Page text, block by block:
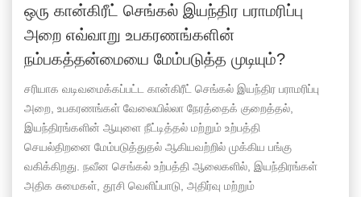
ஒரு கான்கிரீட் செங்கல் இயந்திர பராமரிப்பு
அறை எவ்வாறு உபகரணங்களின்
நம்பகத்தன்மையை மேம்படுத்த முடியும்?
சரியாக வடிவமைக்கப்பட்ட கான்கிரீட் செங்கல் இயந்திர பராமரிப்பு
அறை, உபகரணங்கள் வேலையில்லா நேரத்தைக் குறைத்தல்,
இயந்திரங்களின் ஆயுளை நீட்டித்தல் மற்றும் உற்பத்தி
செயல்திறனை மேம்படுத்துதல் ஆகியவற்றில் முக்கிய பங்கு
வகிக்கிறது. நவீன செங்கல் உற்பத்தி ஆலைகளில், இயந்திரங்கள்
அதிக சுமைகள், தூசி வெளிப்பாடு, அதிர்வு மற்றும்